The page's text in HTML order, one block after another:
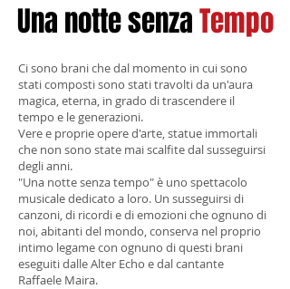
Una notte senzaTempo
Ci sono brani che dal momento in cui sono
stati composti sono stati travolti da un'aura
magica, eterna, in grado di trascendere il
tempo e le generazioni.
Vere e proprie opere d'arte, statue immortali
che non sono state mai scalfite dal susseguirsi
degli anni.
"Una notte senza tempo" è uno spettacolo
musicale dedicato a loro. Un susseguirsi di
canzoni, di ricordi e di emozioni che ognuno di
noi, abitanti del mondo, conserva nel proprio
intimo legame con ognuno di questi brani
eseguiti dalle Alter Echo e dal cantante
Raffaele Maira.